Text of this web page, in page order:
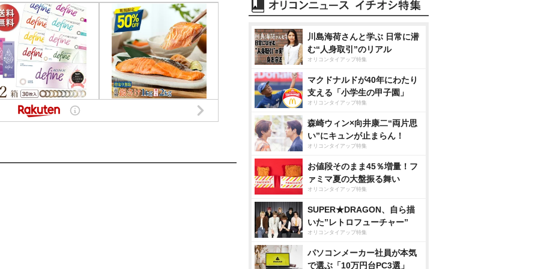
川島海荷さんと学ぶ 日常に潜
む“人身取引”のリアル
オリコンタイアップ特集
マクドナルドが40年にわたり
支える「小学生の甲子園」
オリコンタイアップ特集
森崎ウィン×向井康二“両片思
い”にキュンが止まらん！
オリコンタイアップ特集
お値段そのまま45％増量！フ
ァミマ夏の大盤振る舞い
オリコンタイアップ特集
SUPER★DRAGON、自ら描
いた”レトロフューチャー”
オリコンタイアップ特集
パソコンメーカー社員が本気
で選ぶ「10万円台PC3選」